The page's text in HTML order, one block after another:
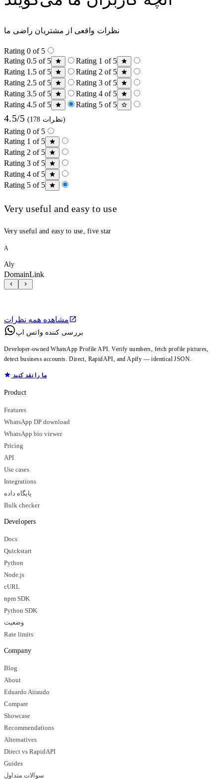
نظرات واقعی از مشتریان راضی ما
Rating 0 of 5
Rating 0.5 of 5
Rating 1 of 5
Rating 1.5 of 5
Rating 2 of 5
Rating 2.5 of 5
Rating 3 of 5
Rating 3.5 of 5
Rating 4 of 5
Rating 4.5 of 5
Rating 5 of 5
4.5/5 (178 نظرات)
Rating 0 of 5
Rating 1 of 5
Rating 2 of 5
Rating 3 of 5
Rating 4 of 5
Rating 5 of 5
Very useful and easy to use
Very useful and easy to use, five star
A
Aly
DomainLink
مشاهده همه نظرات
بررسی کننده واتس اپ
Developer-owned WhatsApp Profile API. Verify numbers, fetch profile pictures,
detect business accounts. Direct, RapidAPI, and Apify — identical JSON.
ما را نقد کنید
Product
Features
WhatsApp DP download
WhatsApp bio viewer
Pricing
API
Use cases
Integrations
پایگاه داده
Bulk checker
Developers
Docs
Quickstart
Python
Node.js
cURL
npm SDK
Python SDK
وضعیت
Rate limits
Company
Blog
About
Eduardo Airaudo
Compare
Showcase
Recommendations
Alternatives
Direct vs RapidAPI
Guides
سوالات متداول